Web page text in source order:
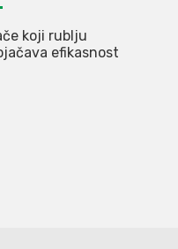
koji rublju
efikasnost